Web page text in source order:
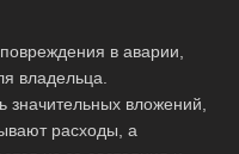
в аварии,
владельца.
значительных вложений,
расходы, а